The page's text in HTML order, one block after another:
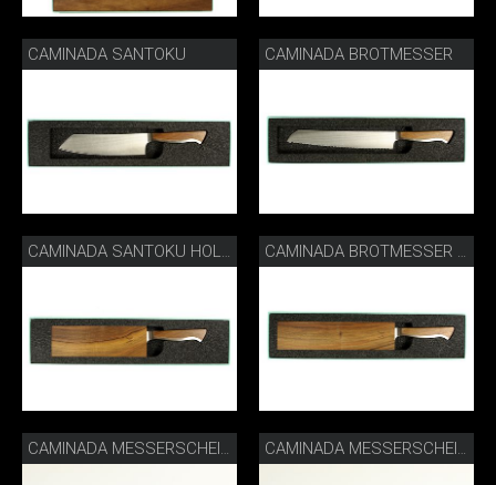
CAMINADA SANTOKU CAMINADA BROTMESSER
CAMINADA SANTOKU HOLZSCHEIDE CAMINADA BROTMESSER HOLZSCHEIDE
CAMINADA MESSERSCHEIDE SANTOKU CAMINADA MESSERSCHEIDE BROTMESSER